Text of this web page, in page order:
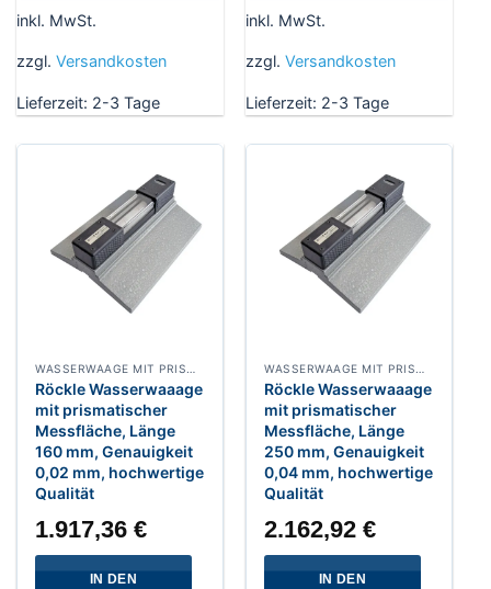
inkl. MwSt.
zzgl. Versandkosten
Lieferzeit: 2-3 Tage
inkl. MwSt.
zzgl. Versandkosten
Lieferzeit: 2-3 Tage
Röckle Wasserwaaage
mit prismatischer
Messfläche, Länge
160 mm, Genauigkeit
0,02 mm, hochwertige
Qualität
1.917,36€
IN DEN
Röckle Wasserwaaage
mit prismatischer
Messfläche, Länge
250 mm, Genauigkeit
0,04 mm, hochwertige
Qualität
2.162,92€
IN DEN